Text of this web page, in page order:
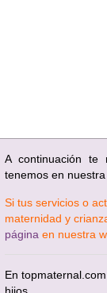
A continuación te
tenemos en
Si tus servicios o
maternidad y
página en nuestra
En
hijos.